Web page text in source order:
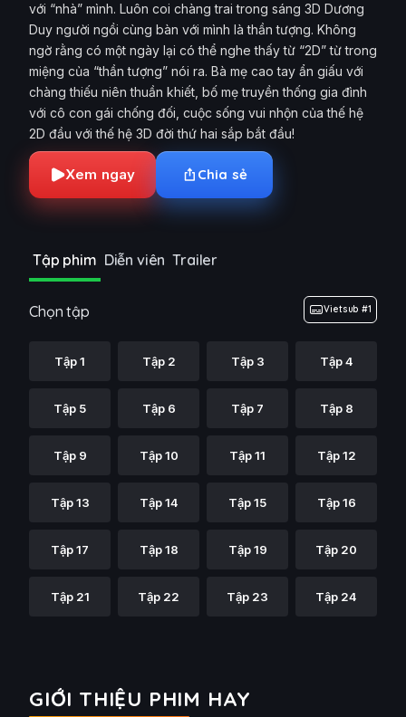
với “nhà” mình. Luôn coi chàng trai trong sáng 3D Dương
Duy người ngồi cùng bàn với mình là thần tượng. Không
ngờ rằng có một ngày lại có thể nghe thấy từ “2D” từ trong
miệng của “thần tượng” nói ra. Bà mẹ cao tay ẩn giấu với
chàng thiếu niên thuần khiết, bố mẹ truyền thống gia đình
với cô con gái chống đối, cuộc sống vui nhộn của thế hệ
2D đầu với thế hệ 3D đời thứ hai sắp bắt đầu!
Xem ngay Chia sẻ
Tập phim Diễn viên Trailer
Chọn tập Vietsub #1
Tập 1 Tập 2 Tập 3 Tập 4
Tập 5 Tập 6 Tập 7 Tập 8
Tập 9 Tập 10 Tập 11 Tập 12
Tập 13 Tập 14 Tập 15 Tập 16
Tập 17 Tập 18 Tập 19 Tập 20
Tập 21 Tập 22 Tập 23 Tập 24
GIỚI THIỆU PHIM HAY